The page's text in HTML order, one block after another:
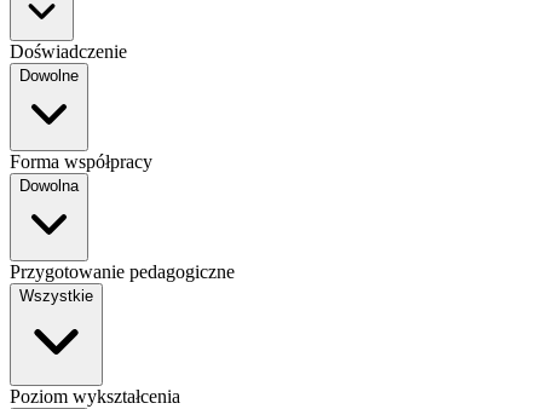
Doświadczenie
Dowolne
Forma współpracy
Dowolna
Przygotowanie pedagogiczne
Wszystkie
Poziom wykształcenia